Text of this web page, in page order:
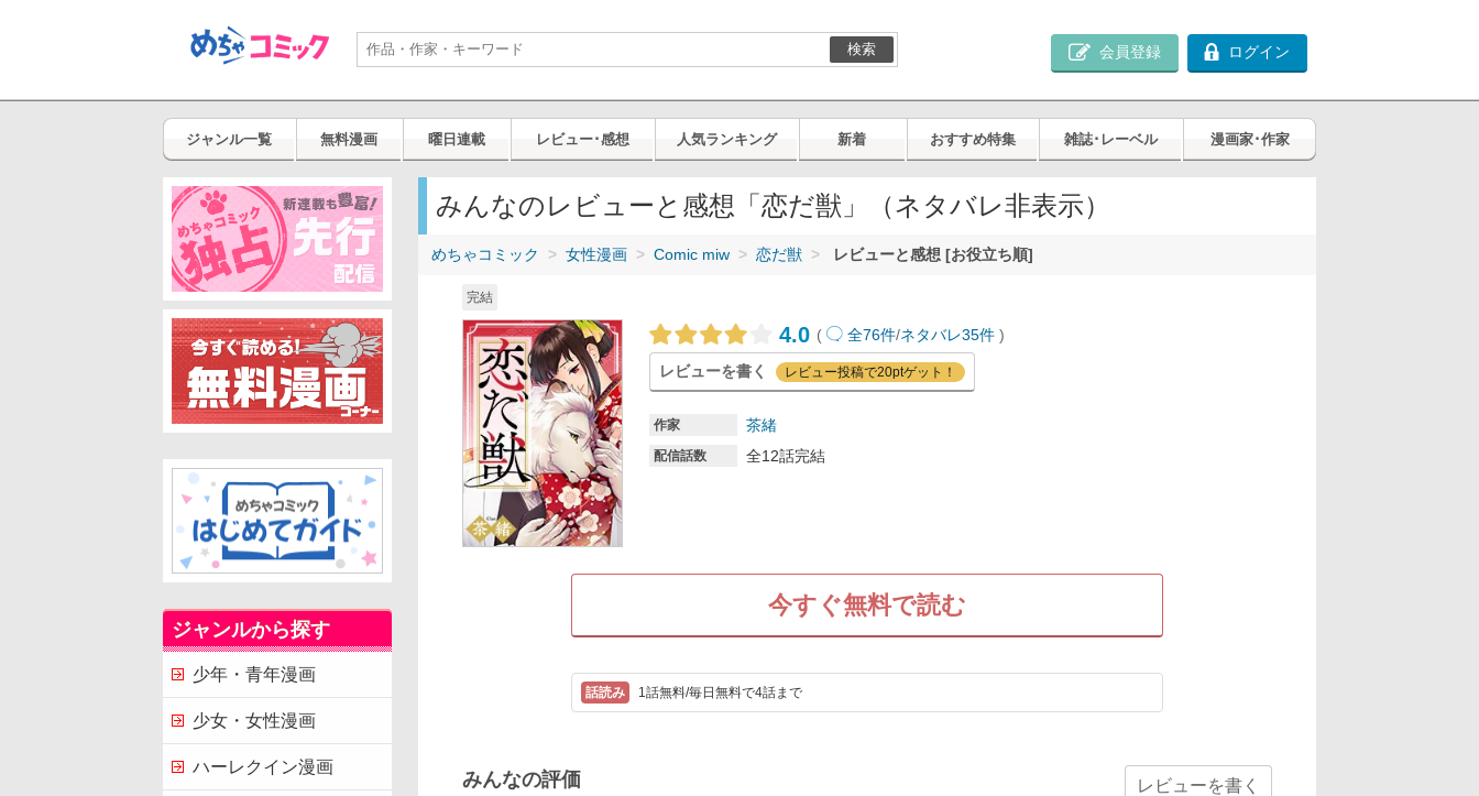
検索 会員登録 ログイン
ジャンル一覧 無料漫画 曜日連載 レビュー･感想 人気ランキング 新着 おすすめ特集 雑誌･レーベル 漫画家･作家
みんなのレビューと感想「恋だ獣」（ネタバレ非表示）
めちゃコミック 女性漫画 Comic miw 恋だ獣 レビューと感想 [お役立ち順]
完結
4.0 ( 全76件/ネタバレ35件 )
レビューを書く レビュー投稿で20ptゲット！
作家 茶緒
配信話数 全12話完結
今すぐ無料で読む
1話無料/毎日無料で4話まで
みんなの評価 レビューを書く
ジャンルから探す
少年・青年漫画
少女・女性漫画
ハーレクイン漫画